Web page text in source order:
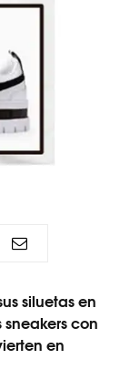
siluetas en
con
en